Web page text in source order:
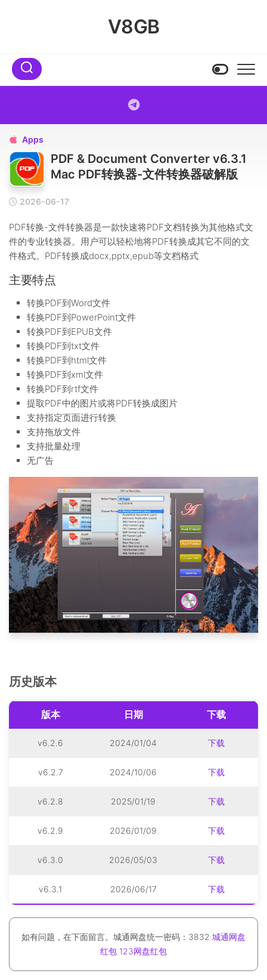
V8GB
 Apps
PDF & Document Converter v6.3.1
Mac PDF转换器-文件转换器破解版
2026-06-17
PDF转换-文件转换器是一款快速将PDF文档转换为其他格式文
件的专业转换器。用户可以轻松地将PDF转换成其它不同的文
件格式。PDF转换成docx,pptx,epub等文档格式
主要特点
转换PDF到Word文件
转换PDF到PowerPoint文件
转换PDF到EPUB文件
转换PDF到txt文件
转换PDF到html文件
转换PDF到xml文件
转换PDF到rtf文件
提取PDF中的图片或将PDF转换成图片
支持指定页面进行转换
支持拖放文件
支持批量处理
无广告
历史版本
版本 日期 下载
v6.2.6 2024/01/04 下载
v6.2.7 2024/10/06 下载
v6.2.8 2025/01/19 下载
v6.2.9 2026/01/09 下载
v6.3.0 2026/05/03 下载
v6.3.1 2026/06/17 下载
如有问题，在下面留言。城通网盘统一密码：3832 城通网盘
红包 123网盘红包